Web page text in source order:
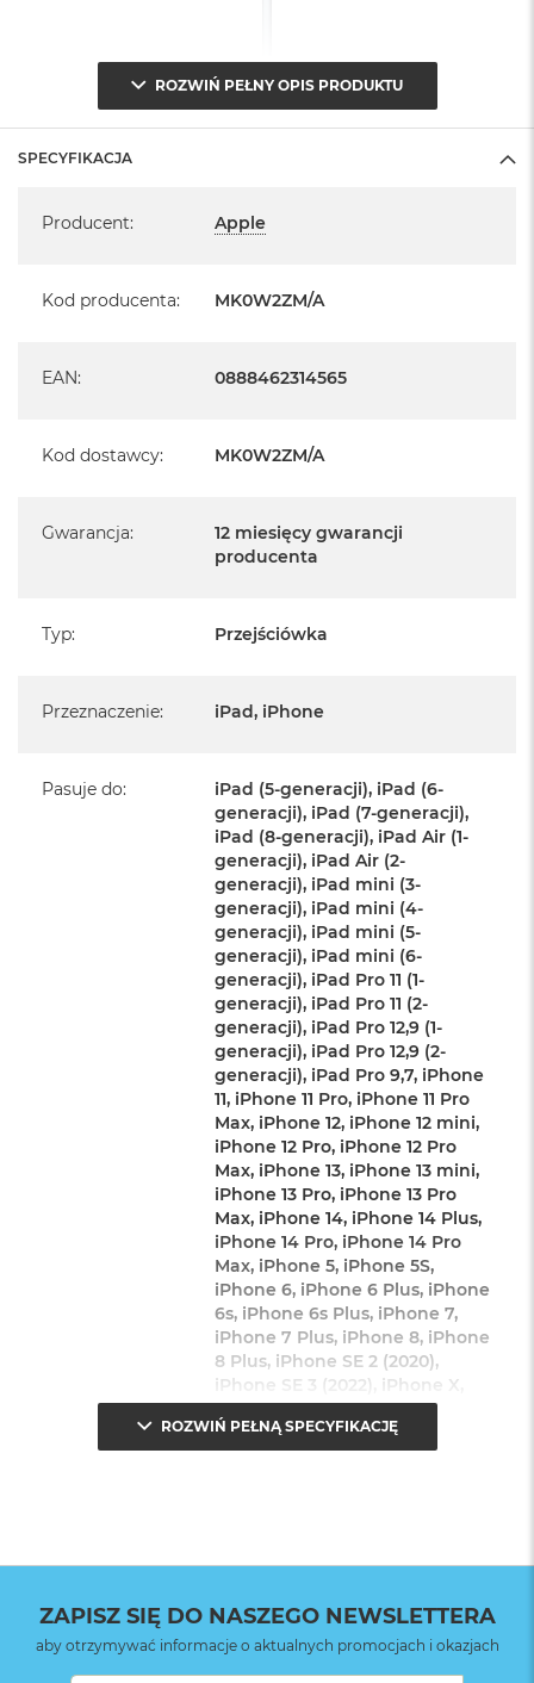
ROZWIŃ PEŁNY OPIS PRODUKTU
SPECYFIKACJA
Producent: Apple
Kod producenta: MK0W2ZM/A
EAN: 0888462314565
Kod dostawcy: MK0W2ZM/A
Gwarancja:
12 miesięcy gwarancji
producenta
Typ: Przejściówka
Przeznaczenie: iPad, iPhone
Pasuje do:
iPad (5-generacji), iPad (6-
generacji), iPad (7-generacji),
iPad (8-generacji), iPad Air (1-
generacji), iPad Air (2-
generacji), iPad mini (3-
generacji), iPad mini (4-
generacji), iPad mini (5-
generacji), iPad mini (6-
generacji), iPad Pro 11 (1-
generacji), iPad Pro 11 (2-
generacji), iPad Pro 12,9 (1-
generacji), iPad Pro 12,9 (2-
generacji), iPad Pro 9,7, iPhone
11, iPhone 11 Pro, iPhone 11 Pro
Max, iPhone 12, iPhone 12 mini,
iPhone 12 Pro, iPhone 12 Pro
Max, iPhone 13, iPhone 13 mini,
iPhone 13 Pro, iPhone 13 Pro
Max, iPhone 14, iPhone 14 Plus,
iPhone 14 Pro, iPhone 14 Pro
Max, iPhone 5, iPhone 5S,
iPhone 6, iPhone 6 Plus, iPhone
6s, iPhone 6s Plus, iPhone 7,
iPhone 7 Plus, iPhone 8, iPhone
8 Plus, iPhone SE 2 (2020),
iPhone SE 3 (2022), iPhone X,
iPhone Xr, iPhone Xs, iPhone Xs
Max
Kolor: Biały
ROZWIŃ PEŁNĄ SPECYFIKACJĘ
ZAPISZ SIĘ DO NASZEGO NEWSLETTERA
aby otrzymywać informacje o aktualnych promocjach i okazjach